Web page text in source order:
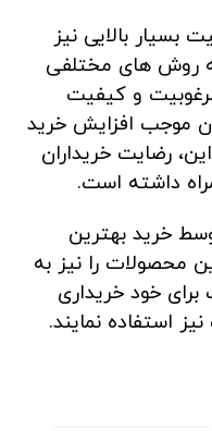
بالایی نیز
روش های مختلفی
و کیفیت
موجب افزایش خرید
رضایت خریداران
داشته است.
خرید بهترین
محصولات را نیز به
خود خریداری
استفاده نمایند.